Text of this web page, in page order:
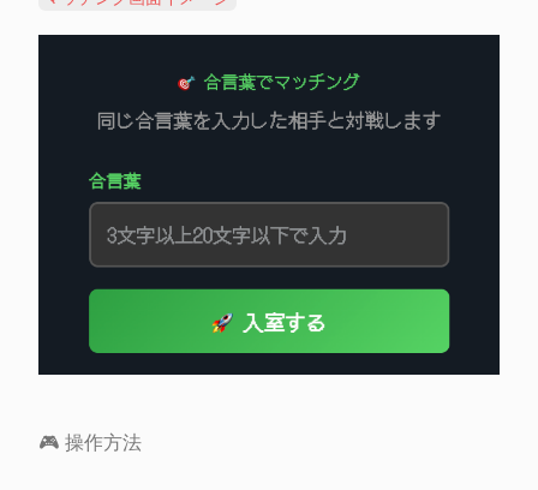
🎮 操作方法